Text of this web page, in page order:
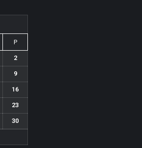
P
2
9
16
23
30